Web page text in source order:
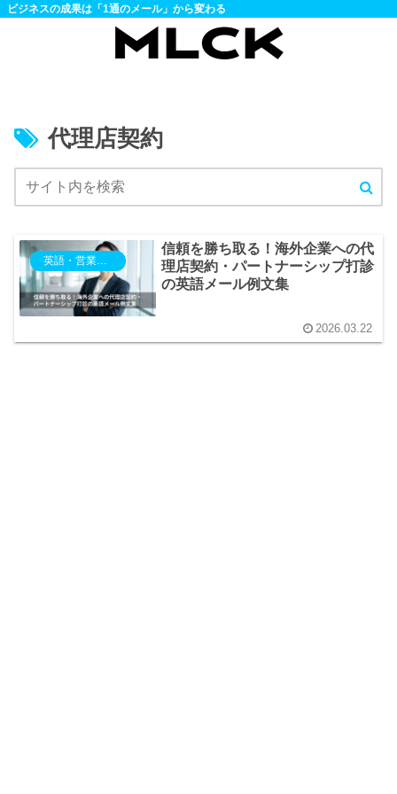
ビジネスの成果は「1通のメール」から変わる
代理店契約
英語・営業・提案
信頼を勝ち取る！海外企業への代
理店契約・パートナーシップ打診
の英語メール例文集
2026.03.22